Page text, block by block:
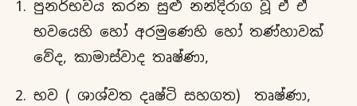
පුනර්භවය කරන සුළු නන්දිරාග වූ ඒ ඒ
භවයෙහි හෝ අරමුණෙහි හෝ තණ්හාවක්
වේද, කාමාස්වාද තෘෂ්ණා,
භව ( ශාශ්වත දෘෂ්ටි සහගත) තෘෂ්ණා,